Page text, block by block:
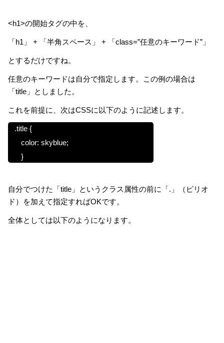
<h1>の開始タグの中を、
「h1」 + 「半角スペース」 + 「class=”任意のキーワード”」
とするだけですね。
任意のキーワードは自分で指定します。この例の場合は
「title」としました。
これを前提に、次はCSSに以下のように記述します。
.title {
color: skyblue;
}
自分でつけた「title」というクラス属性の前に「.」（ピリオ
ド）を加えて指定すればOKです。
全体としては以下のようになります。